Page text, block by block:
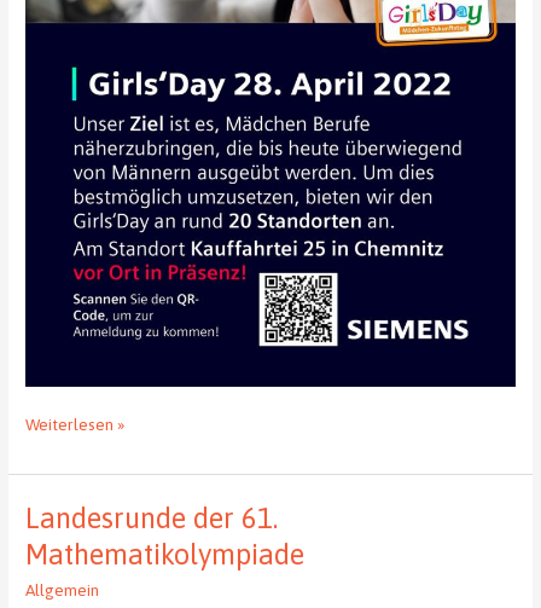
Girls’
am
April
Weiterlesen »
Landesrunde der 61.
Mathematikolympiade
Allgemein